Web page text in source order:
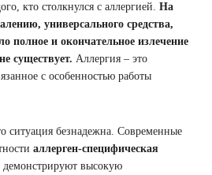
кто столкнулся с аллергией. На
универсального средства,
полное и окончательное излечение
существует. Аллергия – это
с особенностью работы
ситуация безнадежна. Современные
аллерген-специфическая
демонстрируют высокую